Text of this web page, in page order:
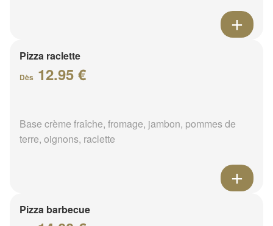
Pizza raclette
Dès 12.95 €
Base crème fraîche, fromage, jambon, pommes de
terre, oignons, raclette
Pizza barbecue